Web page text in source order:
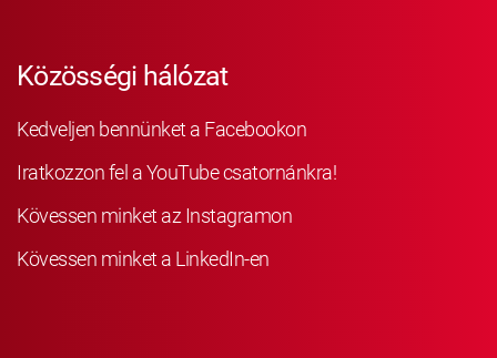
Közösségi hálózat
Kedveljen bennünket a Facebookon
Iratkozzon fel a YouTube csatornánkra!
Kövessen minket az Instagramon
Kövessen minket a LinkedIn-en